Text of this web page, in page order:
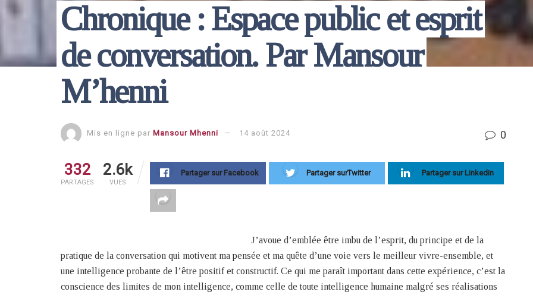
Chronique : Espace public et esprit
de conversation. Par Mansour
M’henni
Mis en ligne par Mansour Mhenni 14 août 2024 0
332
PARTAGES
2.6k
VUES
Partager sur Facebook Partager surTwitter Partager sur Linkedin
J’avoue d’emblée être imbu de l’esprit, du principe et de la
pratique de la conversation qui motivent ma pensée et ma quête d’une voie vers le meilleur vivre-ensemble, et
une intelligence probante de l’être positif et constructif. Ce qui me paraît important dans cette expérience, c’est la
conscience des limites de mon intelligence, comme celle de toute intelligence humaine malgré ses réalisations